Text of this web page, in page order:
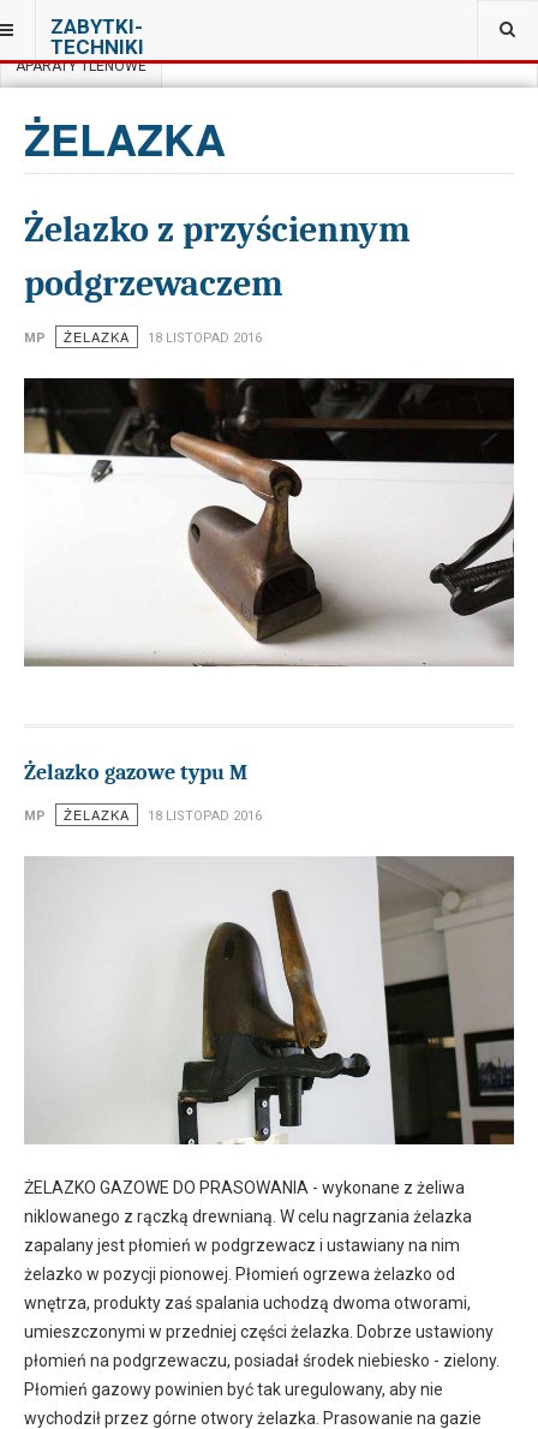
ZABYTKI-
TECHNIKI
JESTEŚ TUTAJ:
APARATY TLENOWE
ŻELAZKA
Żelazko z przyściennym
podgrzewaczem
MP ŻELAZKA 18 LISTOPAD 2016
Żelazko gazowe typu M
MP ŻELAZKA 18 LISTOPAD 2016
ŻELAZKO GAZOWE DO PRASOWANIA - wykonane z żeliwa
niklowanego z rączką drewnianą. W celu nagrzania żelazka
zapalany jest płomień w podgrzewacz i ustawiany na nim
żelazko w pozycji pionowej. Płomień ogrzewa żelazko od
wnętrza, produkty zaś spalania uchodzą dwoma otworami,
umieszczonymi w przedniej części żelazka. Dobrze ustawiony
płomień na podgrzewaczu, posiadał środek niebiesko - zielony.
Płomień gazowy powinien być tak uregulowany, aby nie
wychodził przez górne otwory żelazka. Prasowanie na gazie